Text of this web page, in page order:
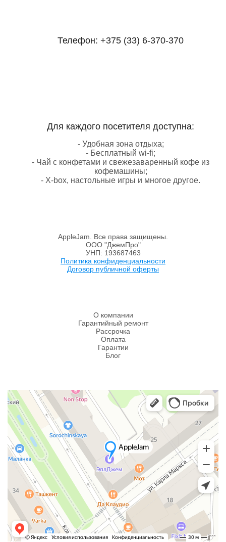
Телефон: +375 (33) 6-370-370
Для каждого посетителя доступна:
- Удобная зона отдыха;
- Бесплатный wi-fi;
- Чай с конфетами и свежезаваренный кофе из
кофемашины;
- X-box, настольные игры и многое другое.
AppleJam. Все права защищены.
ООО "ДжемПро"
УНП: 193687463
Политика конфиденциальности
Договор публичной оферты
О компании
Гарантийный ремонт
Рассрочка
Оплата
Гарантии
Блог